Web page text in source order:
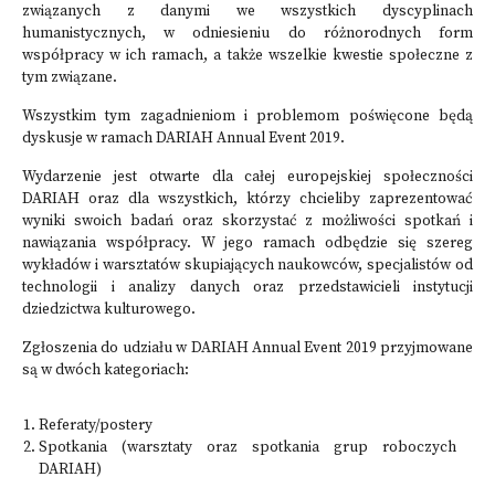
związanych z danymi we wszystkich dyscyplinach
humanistycznych, w odniesieniu do różnorodnych form
współpracy w ich ramach, a także wszelkie kwestie społeczne z
tym związane.
Wszystkim tym zagadnieniom i problemom poświęcone będą
dyskusje w ramach DARIAH Annual Event 2019.
Wydarzenie jest otwarte dla całej europejskiej społeczności
DARIAH oraz dla wszystkich, którzy chcieliby zaprezentować
wyniki swoich badań oraz skorzystać z możliwości spotkań i
nawiązania współpracy. W jego ramach odbędzie się szereg
wykładów i warsztatów skupiających naukowców, specjalistów od
technologii i analizy danych oraz przedstawicieli instytucji
dziedzictwa kulturowego.
Zgłoszenia do udziału w DARIAH Annual Event 2019 przyjmowane
są w dwóch kategoriach:
Referaty/postery
Spotkania (warsztaty oraz spotkania grup roboczych
DARIAH)